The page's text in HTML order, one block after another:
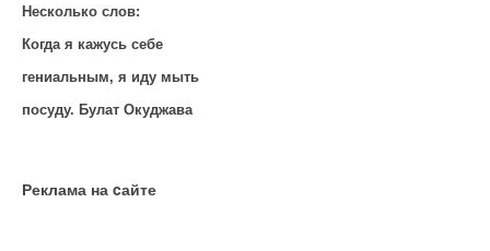
Несколько слов:
Когда я кажусь себе
гениальным, я иду мыть
посуду. Булат Окуджава
Реклама на cайте